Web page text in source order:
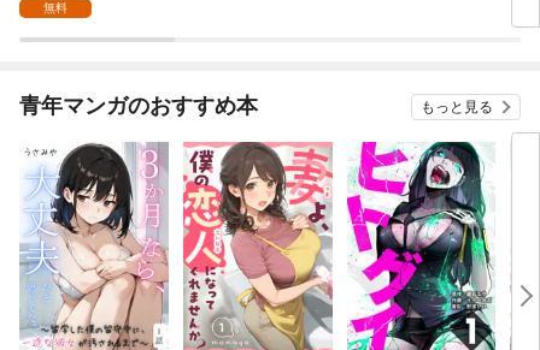
無料
青年マンガのおすすめ本 もっと見る